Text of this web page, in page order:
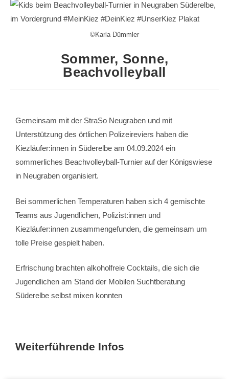
©Karla Dümmler
Sommer, Sonne,
Beachvolleyball
Gemeinsam mit der StraSo Neugraben und mit
Unterstützung des örtlichen Polizeireviers haben die
Kiezläufer:innen in Süderelbe am 04.09.2024 ein
sommerliches Beachvolleyball-Turnier auf der Königswiese
in Neugraben organisiert.
Bei sommerlichen Temperaturen haben sich 4 gemischte
Teams aus Jugendlichen, Polizist:innen und
Kiezläufer:innen zusammengefunden, die gemeinsam um
tolle Preise gespielt haben.
Erfrischung brachten alkoholfreie Cocktails, die sich die
Jugendlichen am Stand der Mobilen Suchtberatung
Süderelbe selbst mixen konnten
Weiterführende Infos